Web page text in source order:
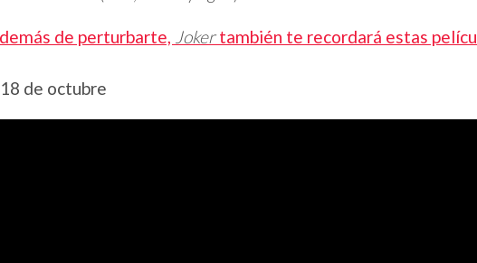
de perturbarte, Jokertambién te recordará estas
de octubre